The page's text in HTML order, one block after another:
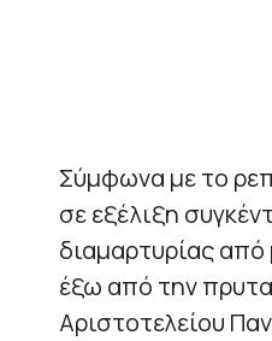
Σύμφωνα με το
σε εξέλιξη
διαμαρτυρίας
έξω από την
Αριστοτελείου